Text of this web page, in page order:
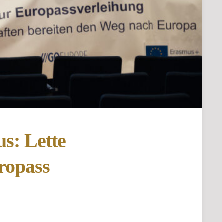
Karriere
Kuratorium
Gremien
Lette